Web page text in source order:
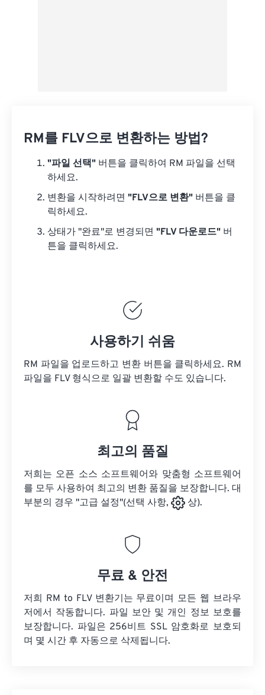
RM를 FLV으로 변환하는 방법?
"파일 선택" 버튼을 클릭하여 RM 파일을 선택
하세요.
변환을 시작하려면 "FLV으로 변환" 버튼을 클
릭하세요.
상태가 "완료"로 변경되면 "FLV 다운로드" 버
튼을 클릭하세요.
사용하기 쉬움
RM 파일을 업로드하고 변환 버튼을 클릭하세요. RM
파일을 FLV 형식으로 일괄 변환할 수도 있습니다.
최고의 품질
저희는 오픈 소스 소프트웨어와 맞춤형 소프트웨어
를 모두 사용하여 최고의 변환 품질을 보장합니다. 대
부분의 경우 "고급 설정"(선택 사항,
상).
무료 & 안전
저희 RM to FLV 변환기는 무료이며 모든 웹 브라우
저에서 작동합니다. 파일 보안 및 개인 정보 보호를
보장합니다. 파일은 256비트 SSL 암호화로 보호되
며 몇 시간 후 자동으로 삭제됩니다.